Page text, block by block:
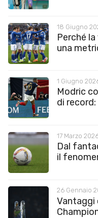
18 Giugno
Perché
una
1 Giugno
Modric
di record:
17 Marzo
Dal
il
26 Gennaio
Vantaggi